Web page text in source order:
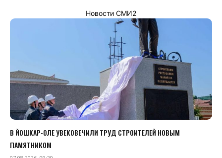
Новости СМИ2
В ЙОШКАР-ОЛЕ УВЕКОВЕЧИЛИ ТРУД СТРОИТЕЛЕЙ НОВЫМ
ПАМЯТНИКОМ